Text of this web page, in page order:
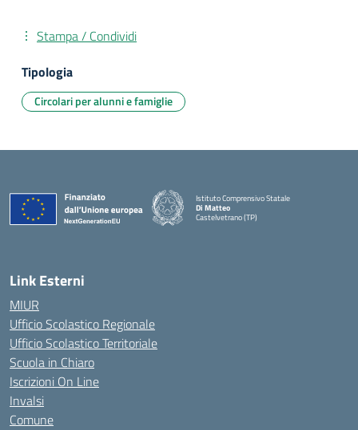
Stampa / Condividi
Tipologia
Circolari per alunni e famiglie
Istituto Comprensivo Statale
Di Matteo
Castelvetrano (TP)
Link Esterni
MIUR
Ufficio Scolastico Regionale
Ufficio Scolastico Territoriale
Scuola in Chiaro
Iscrizioni On Line
Invalsi
Comune